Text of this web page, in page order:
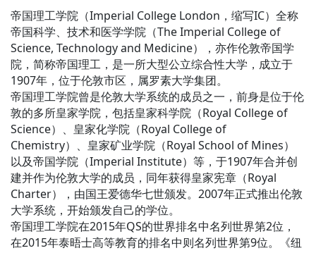
帝国理工学院（Imperial College London，缩写IC）全称
帝国科学、技术和医学学院（The Imperial College of
Science, Technology and Medicine），亦作伦敦帝国学
院，简称帝国理工，是一所大型公立综合性大学，成立于
1907年，位于伦敦市区，属罗素大学集团。
帝国理工学院曾是伦敦大学系统的成员之一，前身是位于伦
敦的多所皇家学院，包括皇家科学院（Royal College of
Science）、皇家化学院（Royal College of
Chemistry）、皇家矿业学院（Royal School of Mines）
以及帝国学院（Imperial Institute）等，于1907年合并创
建并作为伦敦大学的成员，同年获得皇家宪章（Royal
Charter），由国王爱德华七世颁发。2007年正式推出伦敦
大学系统，开始颁发自己的学位。
帝国理工学院在2015年QS的世界排名中名列世界第2位，
在2015年泰晤士高等教育的排名中则名列世界第9位。《纽